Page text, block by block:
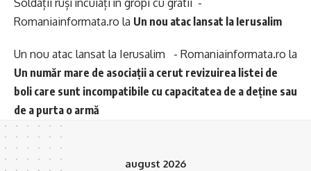
Soldații ruși încuiați în gropi cu gratii -
Romaniainformata.ro la Un nou atac lansat la Ierusalim
Un nou atac lansat la Ierusalim - Romaniainformata.ro la
Un număr mare de asociații a cerut revizuirea listei de
boli care sunt incompatibile cu capacitatea de a deține sau
de a purta o armă
august 2026